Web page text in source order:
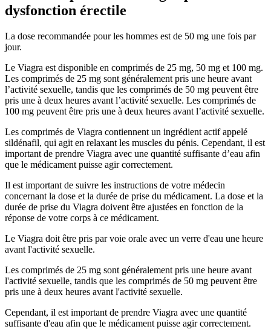
dysfonction érectile
La dose recommandée pour les hommes est de 50 mg une fois par
jour.
Le Viagra est disponible en comprimés de 25 mg, 50 mg et 100 mg.
Les comprimés de 25 mg sont généralement pris une heure avant
l’activité sexuelle, tandis que les comprimés de 50 mg peuvent être
pris une à deux heures avant l’activité sexuelle. Les comprimés de
100 mg peuvent être pris une à deux heures avant l’activité sexuelle.
Les comprimés de Viagra contiennent un ingrédient actif appelé
sildénafil, qui agit en relaxant les muscles du pénis. Cependant, il est
important de prendre Viagra avec une quantité suffisante d’eau afin
que le médicament puisse agir correctement.
Il est important de suivre les instructions de votre médecin
concernant la dose et la durée de prise du médicament. La dose et la
durée de prise du Viagra doivent être ajustées en fonction de la
réponse de votre corps à ce médicament.
Le Viagra doit être pris par voie orale avec un verre d'eau une heure
avant l'activité sexuelle.
Les comprimés de 25 mg sont généralement pris une heure avant
l'activité sexuelle, tandis que les comprimés de 50 mg peuvent être
pris une à deux heures avant l'activité sexuelle.
Cependant, il est important de prendre Viagra avec une quantité
suffisante d'eau afin que le médicament puisse agir correctement.